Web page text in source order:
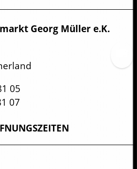
Georg Müller e.K.
05
07